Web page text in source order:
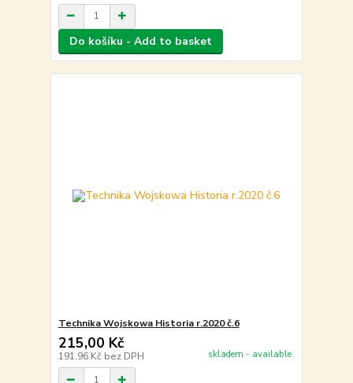
Do košíku - Add to basket
Technika Wojskowa Historia r.2020 č.6
215,00 Kč
191,96 Kč bez DPH skladem - available